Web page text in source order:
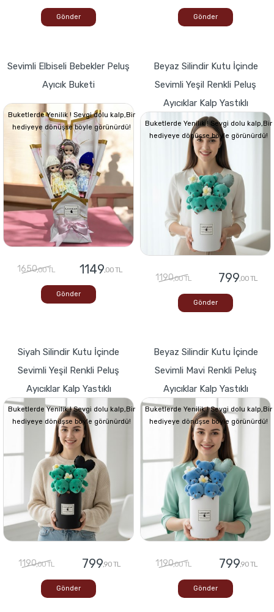
Gönder Gönder
Sevimli Elbiseli Bebekler Peluş
Ayıcık Buketi
Buketlerde Yenilik ! Sevgi dolu kalp,Bir
hediyeye dönüşse böyle görünürdü!
1650,00 TL 1149,00 TL
Gönder
Beyaz Silindir Kutu İçinde
Sevimli Yeşil Renkli Peluş
Ayıcıklar Kalp Yastıklı
Buketlerde Yenilik ! Sevgi dolu kalp,Bir
hediyeye dönüşse böyle görünürdü!
1190,00 TL 799,00 TL
Gönder
Siyah Silindir Kutu İçinde
Sevimli Yeşil Renkli Peluş
Ayıcıklar Kalp Yastıklı
Buketlerde Yenilik ! Sevgi dolu kalp,Bir
hediyeye dönüşse böyle görünürdü!
1190,00 TL 799,90 TL
Gönder
Beyaz Silindir Kutu İçinde
Sevimli Mavi Renkli Peluş
Ayıcıklar Kalp Yastıklı
Buketlerde Yenilik ! Sevgi dolu kalp,Bir
hediyeye dönüşse böyle görünürdü!
1190,00 TL 799,90 TL
Gönder